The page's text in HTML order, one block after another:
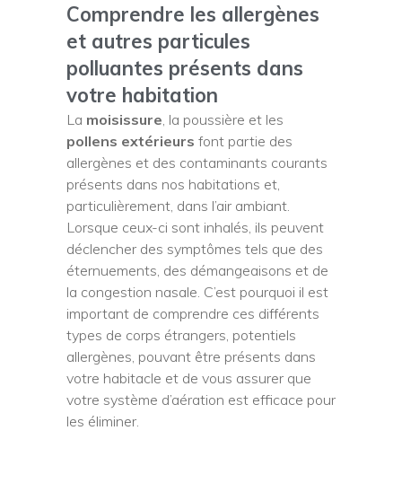
Comprendre les allergènes
et autres particules
polluantes présents dans
votre habitation
La moisissure , la poussière et les
pollens extérieurs font partie des
allergènes et des contaminants courants
présents dans nos habitations et,
particulièrement, dans l’air ambiant.
Lorsque ceux-ci sont inhalés, ils peuvent
déclencher des symptômes tels que des
éternuements, des démangeaisons et de
la congestion nasale. C’est pourquoi il est
important de comprendre ces différents
types de corps étrangers, potentiels
allergènes, pouvant être présents dans
votre habitacle et de vous assurer que
votre système d’aération est efficace pour
les éliminer.